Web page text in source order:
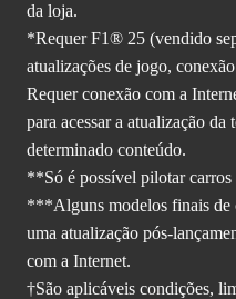
da loja.
*Requer F1® 25 (vendido
atualizações de jogo,
Requer conexão com a
para acessar a atualização
determinado conteúdo.
**Só é possível pilotar
***Alguns modelos finais de
uma atualização pós-
com a Internet.
†São aplicáveis condições,